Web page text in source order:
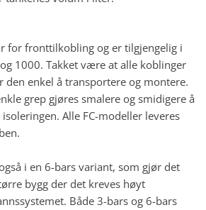
for fronttilkobling og er tilgjengelig i
1000. Takket være at alle koblinger
den enkel å transportere og montere.
grep gjøres smalere og smidigere å
Alle FC-modeller leveres
i en 6-bars variant, som gjør det
bygg der det kreves høyt
Både 3-bars og 6-bars